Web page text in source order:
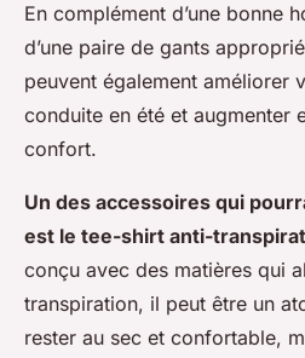
En complément d’une bonne
d’une paire de gants
peuvent également améliorer
conduite en été et augmenter
confort.
Un des accessoires qui
est le tee-shirt anti-
conçu avec des matières qui
transpiration, il peut être un
rester au sec et confortable,